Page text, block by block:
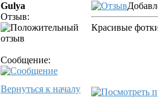
Gulya
Отзыв:
Сообщение:
Красивые
Вернуться к началу